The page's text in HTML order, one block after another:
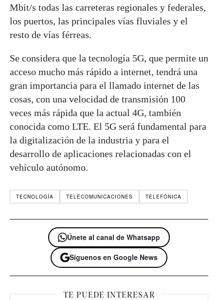
Mbit/s todas las carreteras regionales y federales,
los puertos, las principales vías fluviales y el
resto de vías férreas.
Se considera que la tecnología 5G, que permite un
acceso mucho más rápido a internet, tendrá una
gran importancia para el llamado internet de las
cosas, con una velocidad de transmisión 100
veces más rápida que la actual 4G, también
conocida como LTE. El 5G será fundamental para
la digitalización de la industria y para el
desarrollo de aplicaciones relacionadas con el
vehículo autónomo.
TECNOLOGÍA TELECOMUNICACIONES TELEFÓNICA
Únete al canal de Whatsapp
Síguenos en Google News
TE PUEDE INTERESAR